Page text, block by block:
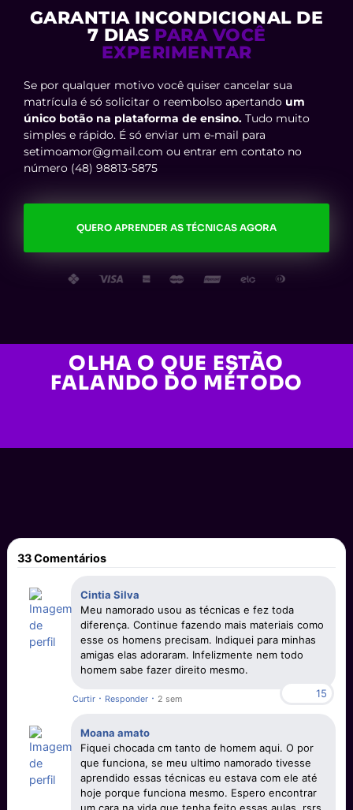
GARANTIA INCONDICIONAL DE
7 DIAS PARA VOCÊ
EXPERIMENTAR
Se por qualquer motivo você quiser cancelar sua
matrícula é só solicitar o reembolso apertando um
único botão na plataforma de ensino. Tudo muito
simples e rápido. É só enviar um e-mail para
setimoamor@gmail.com ou entrar em contato no
número (48) 98813-5875
QUERO APRENDER AS TÉCNICAS AGORA
OLHA O QUE ESTÃO
FALANDO DO MÉTODO
33 Comentários
Cintia Silva
Meu namorado usou as técnicas e fez toda
diferença. Continue fazendo mais materiais como
esse os homens precisam. Indiquei para minhas
amigas elas adoraram. Infelizmente nem todo
homem sabe fazer direito mesmo.
Curtir · Responder · 15
2 sem
Moana amato
Fiquei chocada cm tanto de homem aqui. O por
que funciona, se meu ultimo namorado tivesse
aprendido essas técnicas eu estava com ele até
hoje porque funciona mesmo. Espero encontrar